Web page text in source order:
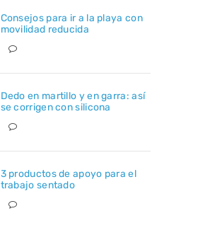
Consejos para ir a la playa con
movilidad reducida
Dedo en martillo y en garra: así
se corrigen con silicona
3 productos de apoyo para el
trabajo sentado